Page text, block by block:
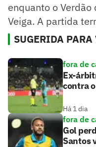
enquanto o
Veiga. A partida
SUGERIDA PARA
fora de
Ex-
contra
Há 1 dia
fora de
Gol
Santos